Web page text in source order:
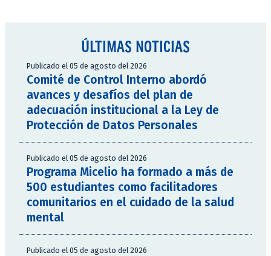
ÚLTIMAS NOTICIAS
Publicado el 05 de agosto del 2026
Comité de Control Interno abordó
avances y desafíos del plan de
adecuación institucional a la Ley de
Protección de Datos Personales
Publicado el 05 de agosto del 2026
Programa Micelio ha formado a más de
500 estudiantes como facilitadores
comunitarios en el cuidado de la salud
mental
Publicado el 05 de agosto del 2026